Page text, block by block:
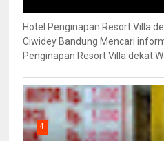
Hotel Penginapan Resort Villa
Ciwidey Bandung Mencari
Penginapan Resort Villa dekat
4